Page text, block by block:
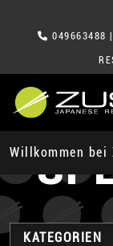
049663488
Willkommen bei
KATEGORIEN